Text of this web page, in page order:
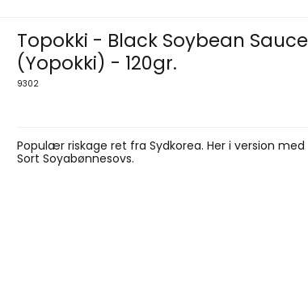
Topokki - Black Soybean Sauce
(Yopokki) - 120gr.
9302
Populær riskage ret fra Sydkorea. Her i version med
Sort Soyabønnesovs.